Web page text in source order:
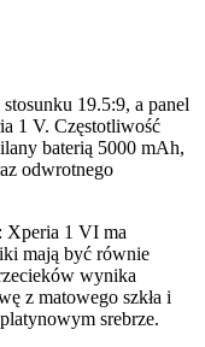
19.5:9, a panel
1 V. Częstotliwość
baterią 5000 mAh,
odwrotnego
Xperia 1 VI ma
mają być równie
wynika
z matowego szkła i
srebrze.